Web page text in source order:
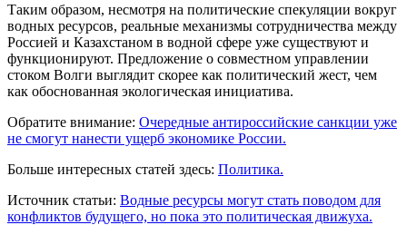
Таким образом, несмотря на политические спекуляции вокруг
водных ресурсов, реальные механизмы сотрудничества между
Россией и Казахстаном в водной сфере уже существуют и
функционируют. Предложение о совместном управлении
стоком Волги выглядит скорее как политический жест, чем
как обоснованная экологическая инициатива.
Обратите внимание: Очередные антироссийские санкции уже
не смогут нанести ущерб экономике России.
Больше интересных статей здесь: Политика.
Источник статьи: Водные ресурсы могут стать поводом для
конфликтов будущего, но пока это политическая движуха.